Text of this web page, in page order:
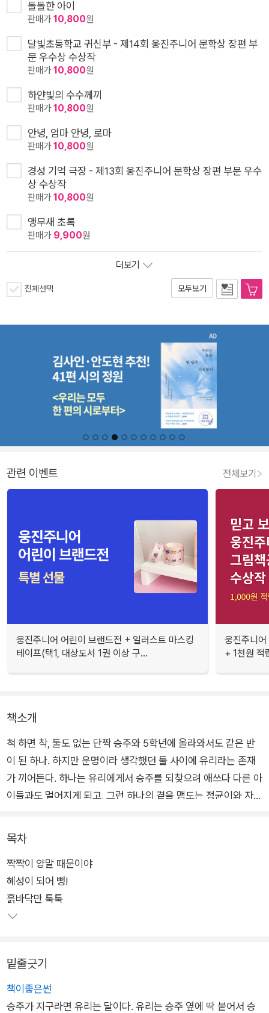
돌돌한 아이
판매가10,800원
달빛초등학교 귀신부 - 제14회 웅진주니어 문학상 장편 부
문 우수상 수상작
판매가10,800원
하얀빛의 수수께끼
판매가10,800원
안녕, 엄마 안녕, 로마
판매가10,800원
경성 기억 극장 - 제13회 웅진주니어 문학상 장편 부문 우수
상 수상작
판매가10,800원
앵무새 초록
판매가 9,900원
더보기
전체선택 모두보기
관련 이벤트 전체보기
웅진주니어 어린이 브랜드전 + 일러스트 마스킹
테이프(택1, 대상도서 1권 이상 구...
웅진주니
+ 1천원 적
책소개
척 하면 착, 둘도 없는 단짝 승주와 5학년에 올라와서도 같은 반
이 된 하나. 하지만 운명이라 생각했던 둘 사이에 유리라는 존재
가 끼어든다. 하나는 유리에게서 승주를 되찾으려 애쓰다 다른 아
이들과도 멀어지게 되고, 그런 하나의 곁을 맴도는 정균이와 자신
신선한 혼란을 하나에게 건네 온다.
짝짝이 양말 신세가 되어 바라보니, 세상은 무엇 하나 당연하지
않은 의문투성이. 단짝이란 무엇일까? 우정이란 무엇일까? 꿈이
란, 씩씩함이란, 운명이란, 나다움이란? 하나는 자신의 눈앞에 던
져진 사소하지만 중요한 질문들에 하나다운 답을 내려 나가는
목차
짝짝이 양말 때문이야
혜성이 되어 뻥!
흙바닥만 툭툭
밑줄긋기
책이좋은썬
승주가 지구라면 유리는 달이다. 유리는 승주 옆에 딱 붙어서 승